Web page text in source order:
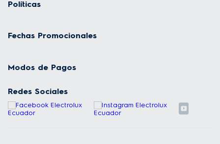
Políticas
Fechas Promocionales
Modos de Pagos
Redes Sociales